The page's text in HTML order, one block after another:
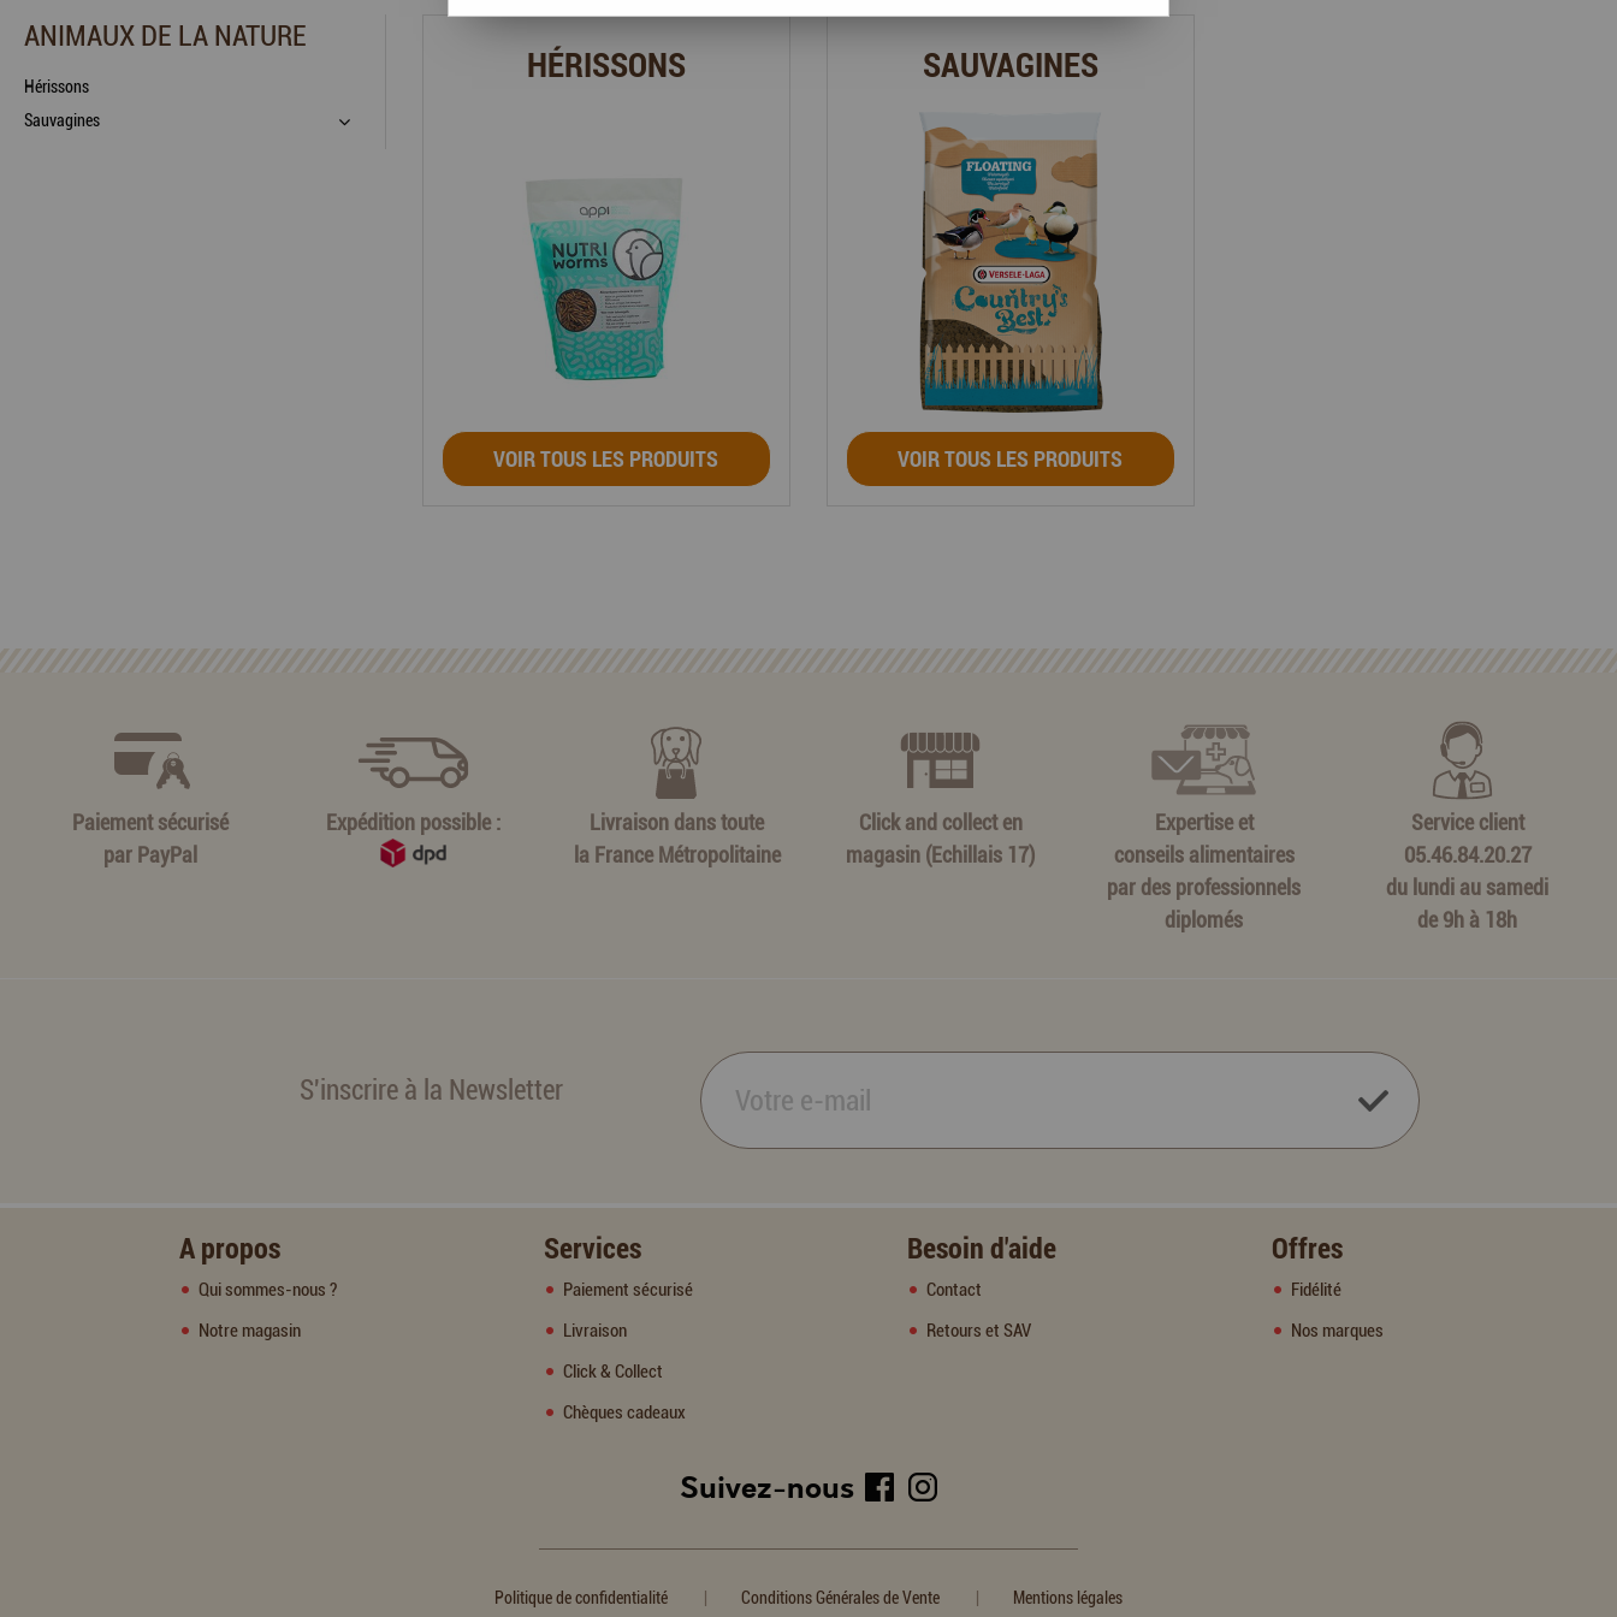
ANIMAUX DE LA NATURE
Hérissons
Sauvagines
HÉRISSONS
VOIR TOUS LES PRODUITS
SAUVAGINES
VOIR TOUS LES PRODUITS
Paiement sécurisé
par PayPal
Expédition possible :
Livraison dans toute
la France Métropolitaine
Click and collect en
magasin (Echillais 17)
Expertise et
conseils alimentaires
par des professionnels
diplomés
Service client
05.46.84.20.27
du lundi au samedi
de 9h à 18h
S'inscrire à la Newsletter
A propos
Qui sommes-nous ?
Notre magasin
Services
Paiement sécurisé
Livraison
Click & Collect
Chèques cadeaux
Besoin d'aide
Contact
Retours et SAV
Offres
Fidélité
Nos marques
Suivez-nous
Politique de confidentialité | Conditions Générales de Vente | Mentions légales